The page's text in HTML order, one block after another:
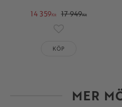
14 359KR 17 949KR
Lägg till i favoriter
KÖP
MER